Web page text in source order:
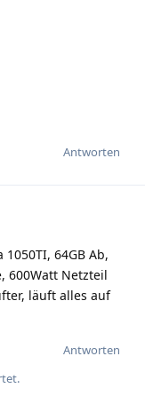
Antworten
64GB Ab,
600Watt Netzteil
läuft alles auf
Antworten